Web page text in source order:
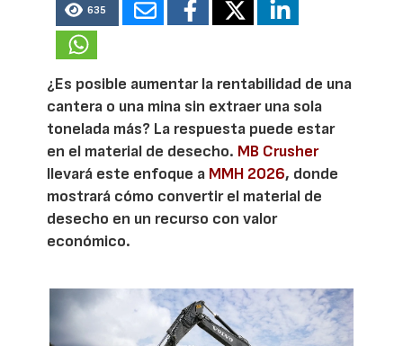
635
¿Es posible aumentar la rentabilidad de una
cantera o una mina sin extraer una sola
tonelada más? La respuesta puede estar
en el material de desecho. MB Crusher
llevará este enfoque a MMH 2026, donde
mostrará cómo convertir el material de
desecho en un recurso con valor
económico.